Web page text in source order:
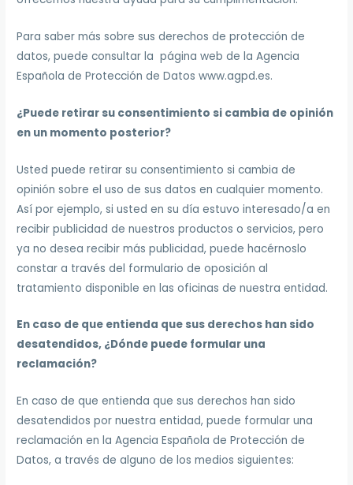
Para saber más sobre sus derechos de protección de
datos, puede consultar la página web de la Agencia
Española de Protección de Datos www.agpd.es.
¿Puede retirar su consentimiento si cambia de opinión
en un momento posterior?
Usted puede retirar su consentimiento si cambia de
opinión sobre el uso de sus datos en cualquier momento.
Así por ejemplo, si usted en su día estuvo interesado/a en
recibir publicidad de nuestros productos o servicios, pero
ya no desea recibir más publicidad, puede hacérnoslo
constar a través del formulario de oposición al
tratamiento disponible en las oficinas de nuestra entidad.
En caso de que entienda que sus derechos han sido
desatendidos, ¿Dónde puede formular una
reclamación?
En caso de que entienda que sus derechos han sido
desatendidos por nuestra entidad, puede formular una
reclamación en la Agencia Española de Protección de
Datos, a través de alguno de los medios siguientes: